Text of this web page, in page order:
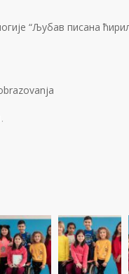
“Љубав писана
Града Добоја